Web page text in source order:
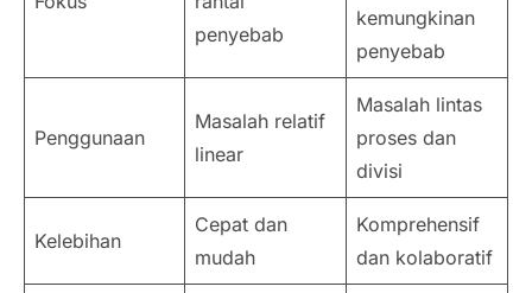
penyebab
kemungkinan
penyebab
Penggunaan
Masalah relatif
linear
Masalah lintas
proses dan
divisi
Kelebihan
Cepat dan
mudah
Komprehensif
dan kolaboratif